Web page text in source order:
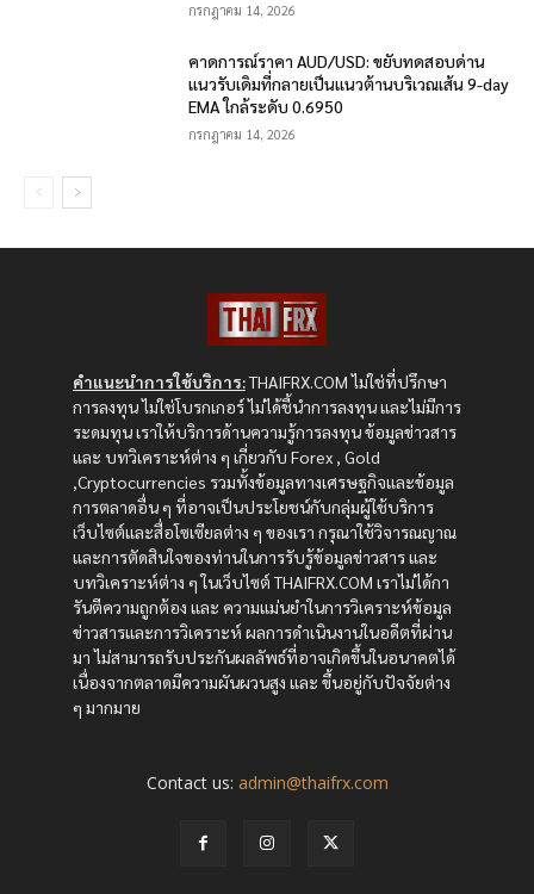
กรกฎาคม 14, 2026
คาดการณ์ราคา AUD/USD: ขยับทดสอบด่าน
แนวรับเดิมที่กลายเป็นแนวต้านบริเวณเส้น 9-day
EMA ใกล้ระดับ 0.6950
กรกฎาคม 14, 2026
คำแนะนำการใช้บริการ:THAIFRX.COM ไม่ใช่ที่ปรึกษา
การลงทุน ไม่ใช่โบรกเกอร์ ไม่ได้ชี้นำการลงทุน และไม่มีการ
ระดมทุน เราให้บริการด้านความรู้การลงทุน ข้อมูลข่าวสาร
และ บทวิเคราะห์ต่าง ๆ เกี่ยวกับ Forex , Gold
,Cryptocurrencies รวมทั้งข้อมูลทางเศรษฐกิจและข้อมูล
การตลาดอื่น ๆ ที่อาจเป็นประโยชน์กับกลุ่มผู้ใช้บริการ
เว็บไซต์และสื่อโซเซียลต่าง ๆ ของเรา กรุณาใช้วิจารณญาณ
และการตัดสินใจของท่านในการรับรู้ข้อมูลข่าวสาร และ
บทวิเคราะห์ต่าง ๆ ในเว็บไซต์ THAIFRX.COM เราไม่ได้กา
รันตีความถูกต้อง และ ความแม่นยำในการวิเคราะห์ข้อมูล
ข่าวสารและการวิเคราะห์ ผลการดำเนินงานในอดีตที่ผ่าน
มา ไม่สามารถรับประกันผลลัพธ์ที่อาจเกิดขึ้นในอนาคตได้
เนื่องจากตลาดมีความผันผวนสูง และ ขึ้นอยู่กับปัจจัยต่าง
ๆ มากมาย
Contact us: admin@thaifrx.com